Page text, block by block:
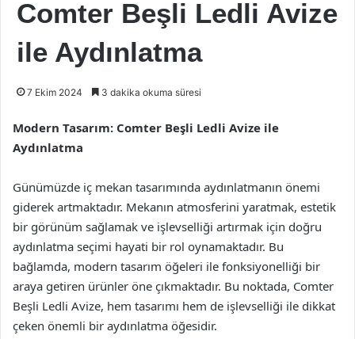
Comter Beşli Ledli Avize
ile Aydınlatma
7 Ekim 2024 3 dakika okuma süresi
Modern Tasarım: Comter Beşli Ledli Avize ile
Aydınlatma
Günümüzde iç mekan tasarımında aydınlatmanın önemi
giderek artmaktadır. Mekanın atmosferini yaratmak, estetik
bir görünüm sağlamak ve işlevselliği artırmak için doğru
aydınlatma seçimi hayati bir rol oynamaktadır. Bu
bağlamda, modern tasarım öğeleri ile fonksiyonelliği bir
araya getiren ürünler öne çıkmaktadır. Bu noktada, Comter
Beşli Ledli Avize, hem tasarımı hem de işlevselliği ile dikkat
çeken önemli bir aydınlatma öğesidir.